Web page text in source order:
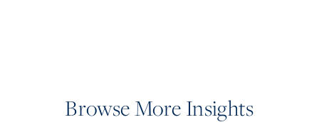
Browse More Insights